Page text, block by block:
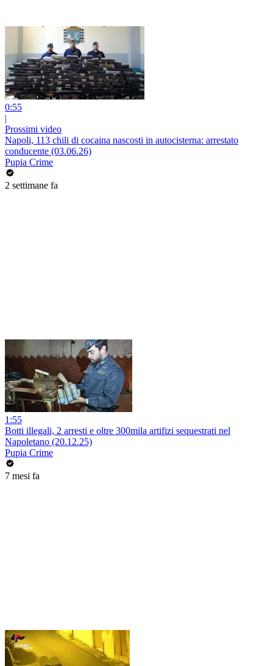
0:55
|
Prossimi video
Napoli, 113 chili di cocaina nascosti in autocisterna: arrestato
conducente (03.06.26)
Pupia Crime
2 settimane fa
1:55
Botti illegali, 2 arresti e oltre 300mila artifizi sequestrati nel
Napoletano (20.12.25)
Pupia Crime
7 mesi fa